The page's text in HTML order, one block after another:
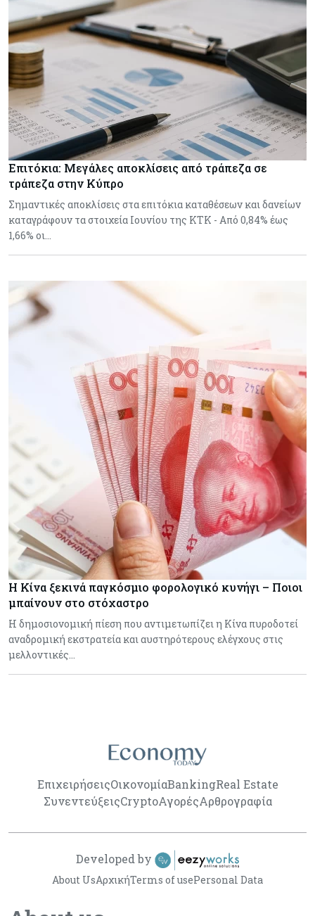
Επιτόκια: Μεγάλες αποκλίσεις από τράπεζα σε
τράπεζα στην Κύπρο
Σημαντικές αποκλίσεις στα επιτόκια καταθέσεων και δανείων
καταγράφουν τα στοιχεία Ιουνίου της ΚΤΚ - Από 0,84% έως
1,66% οι…
Η Κίνα ξεκινά παγκόσμιο φορολογικό κυνήγι – Ποιοι
μπαίνουν στο στόχαστρο
Η δημοσιονομική πίεση που αντιμετωπίζει η Κίνα πυροδοτεί
αναδρομική εκστρατεία και αυστηρότερους ελέγχους στις
μελλοντικές…
ΕπιχειρήσειςΟικονομίαBankingReal Estate
ΣυνεντεύξειςCryptoΑγορέςΑρθρογραφία
About UsΑρχικήTerms of usePersonal Data
Developed by